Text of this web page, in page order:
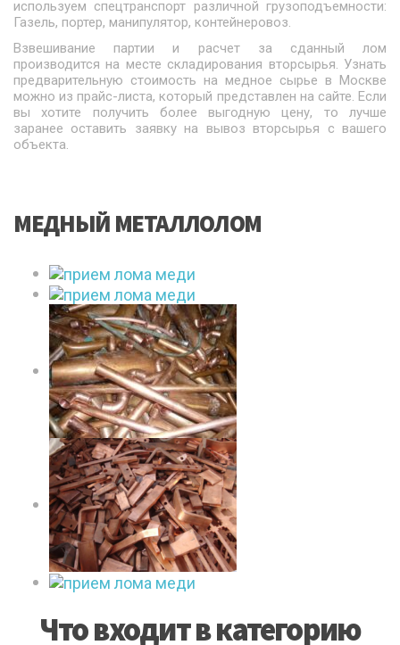
используем спецтранспорт различной грузоподъемности:
Газель, портер, манипулятор, контейнеровоз.
Взвешивание партии и расчет за сданный лом
производится на месте складирования вторсырья. Узнать
предварительную стоимость на медное сырье в Москве
можно из прайс-листа, который представлен на сайте. Если
вы хотите получить более выгодную цену, то лучше
заранее оставить заявку на вывоз вторсырья с вашего
объекта.
МЕДНЫЙ МЕТАЛЛОЛОМ
Что входит в категорию